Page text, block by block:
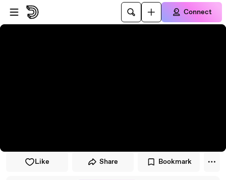
Skip to player
Skip to main content
Connect
Like Share Bookmark